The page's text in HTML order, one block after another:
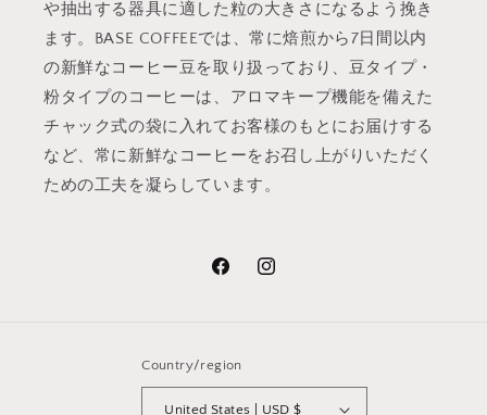
や抽出する器具に適した粒の大きさになるよう挽き
ます。BASE COFFEEでは、常に焙煎から7日間以内
の新鮮なコーヒー豆を取り扱っており、豆タイプ・
粉タイプのコーヒーは、アロマキープ機能を備えた
チャック式の袋に入れてお客様のもとにお届けする
など、常に新鮮なコーヒーをお召し上がりいただく
ための工夫を凝らしています。
FacebookInstagram
Country/region
United States | USD $